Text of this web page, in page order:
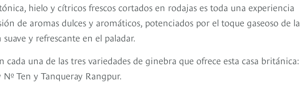
hielo y cítricos frescos cortados en rodajas es toda una experiencia
de aromas dulces y aromáticos, potenciados por el toque gaseoso de la
y refrescante en el paladar.
cada una de las tres variedades de ginebra que ofrece esta casa británica:
Ten y Tanqueray Rangpur.